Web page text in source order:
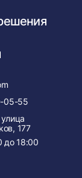
05-55
177
до 18:00